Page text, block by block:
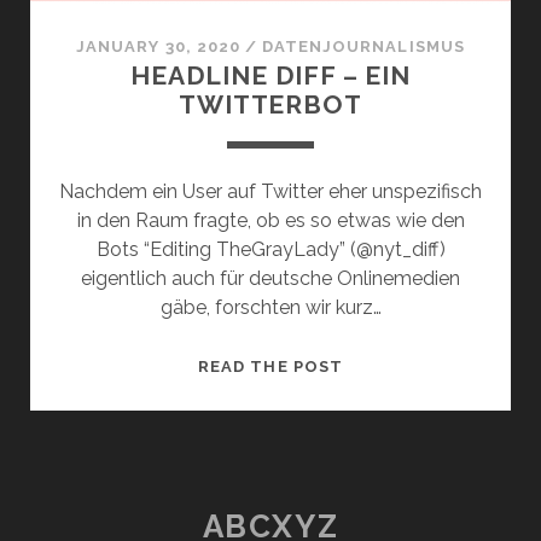
JANUARY 30, 2020 / DATENJOURNALISMUS
HEADLINE DIFF – EIN
TWITTERBOT
Nachdem ein User auf Twitter eher unspezifisch
in den Raum fragte, ob es so etwas wie den
Bots “Editing TheGrayLady” (@nyt_diff)
eigentlich auch für deutsche Onlinemedien
gäbe, forschten wir kurz…
READ THE POST
ABCXYZ